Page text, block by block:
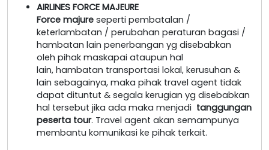
AIRLINES FORCE MAJEURE
Force majure seperti pembatalan /
keterlambatan / perubahan peraturan bagasi /
hambatan lain penerbangan yg disebabkan
oleh pihak maskapai ataupun hal
lain, hambatan transportasi lokal, kerusuhan &
lain sebagainya, maka pihak travel agent tidak
dapat dituntut & segala kerugian yg disebabkan
hal tersebut jika ada maka menjadi tanggungan
peserta tour. Travel agent akan semampunya
membantu komunikasi ke pihak terkait.